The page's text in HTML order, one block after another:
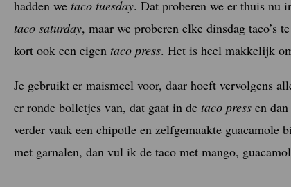
hadden we taco tuesday. Dat proberen we er thuis nu
taco saturday, maar we proberen elke dinsdag taco’s
kort ook een eigen taco press. Het is heel makkelijk
Je gebruikt er maismeel voor, daar hoeft vervolgens
er ronde bolletjes van, dat gaat in de taco press en
verder vaak een chipotle en zelfgemaakte guacamole
met garnalen, dan vul ik de taco met mango,